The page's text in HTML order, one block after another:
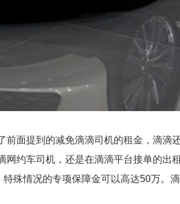
提到的减免滴滴司机的租金，滴滴
约车司机，还是在滴滴平台接单的出
殊情况的专项保障金可以高达50万。